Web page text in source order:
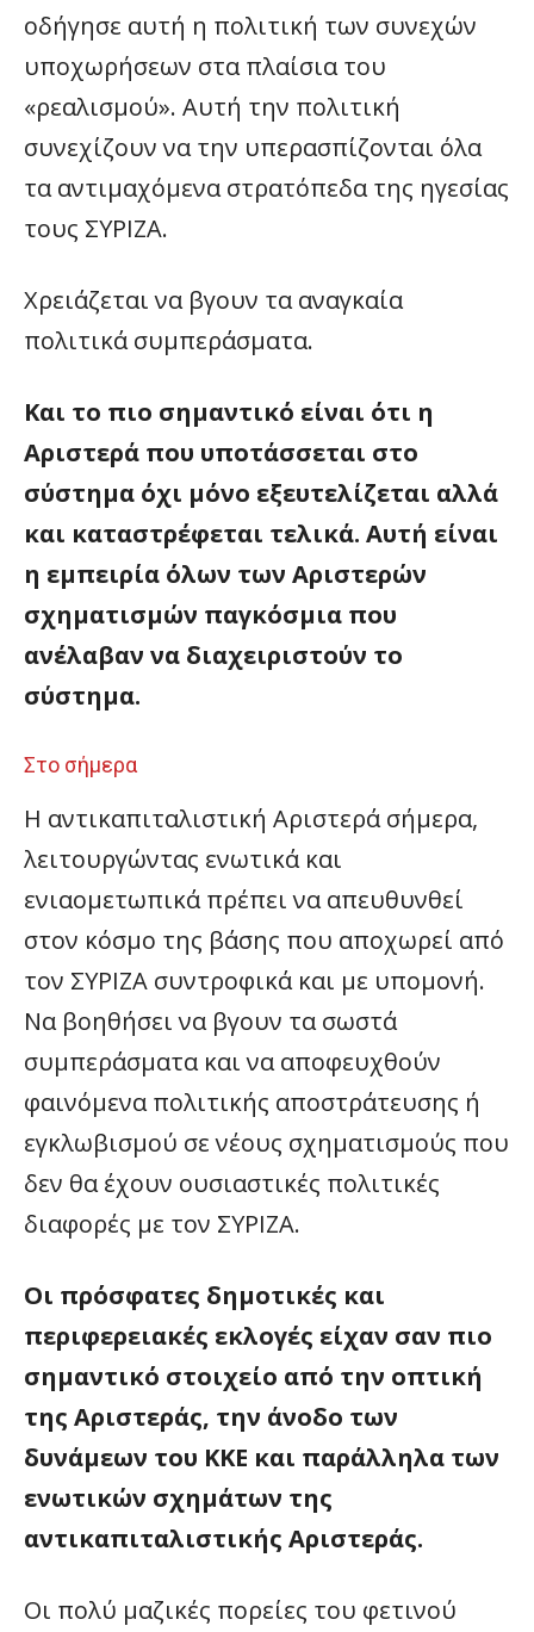
οδήγησε αυτή η πολιτική των συνεχών
υποχωρήσεων στα πλαίσια του
«ρεαλισμού». Αυτή την πολιτική
συνεχίζουν να την υπερασπίζονται όλα
τα αντιμαχόμενα στρατόπεδα της ηγεσίας
τους ΣΥΡΙΖΑ.
Χρειάζεται να βγουν τα αναγκαία
πολιτικά συμπεράσματα.
Και το πιο σημαντικό είναι ότι η
Αριστερά που υποτάσσεται στο
σύστημα όχι μόνο εξευτελίζεται αλλά
και καταστρέφεται τελικά. Αυτή είναι
η εμπειρία όλων των Αριστερών
σχηματισμών παγκόσμια που
ανέλαβαν να διαχειριστούν το
σύστημα.
Στο σήμερα
Η αντικαπιταλιστική Αριστερά σήμερα,
λειτουργώντας ενωτικά και
ενιαομετωπικά πρέπει να απευθυνθεί
στον κόσμο της βάσης που αποχωρεί από
τον ΣΥΡΙΖΑ συντροφικά και με υπομονή.
Να βοηθήσει να βγουν τα σωστά
συμπεράσματα και να αποφευχθούν
φαινόμενα πολιτικής αποστράτευσης ή
εγκλωβισμού σε νέους σχηματισμούς που
δεν θα έχουν ουσιαστικές πολιτικές
διαφορές με τον ΣΥΡΙΖΑ.
Οι πρόσφατες δημοτικές και
περιφερειακές εκλογές είχαν σαν πιο
σημαντικό στοιχείο από την οπτική
της Αριστεράς, την άνοδο των
δυνάμεων του ΚΚΕ και παράλληλα των
ενωτικών σχημάτων της
αντικαπιταλιστικής Αριστεράς.
Οι πολύ μαζικές πορείες του φετινού